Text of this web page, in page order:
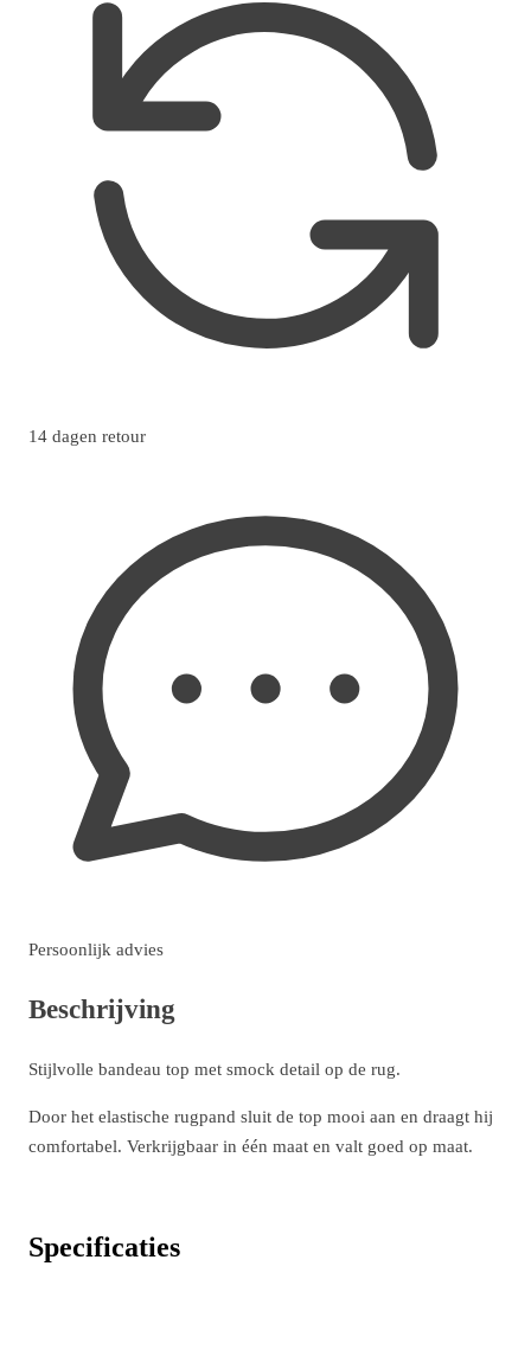
14 dagen retour
Persoonlijk advies
Beschrijving
Stijlvolle bandeau top met smock detail op de rug.
Door het elastische rugpand sluit de top mooi aan en draagt hij
comfortabel. Verkrijgbaar in één maat en valt goed op maat.
Specificaties